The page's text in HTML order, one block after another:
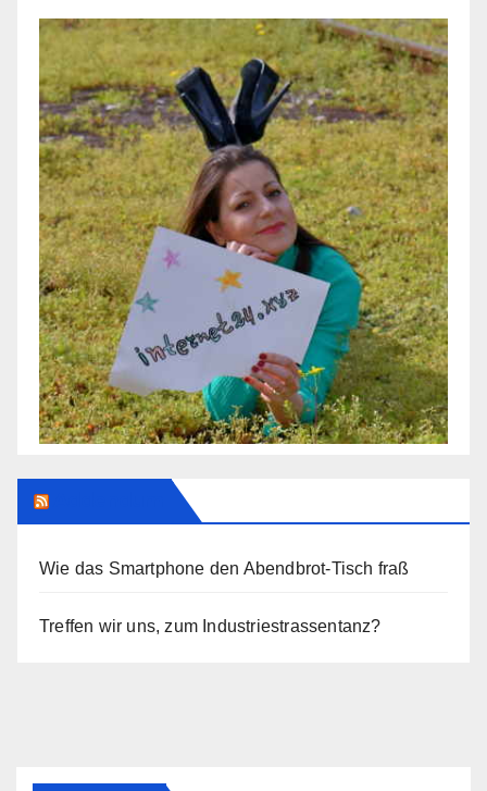
Wie das Smartphone den Abendbrot-Tisch fraß
Treffen wir uns, zum Industriestrassentanz?